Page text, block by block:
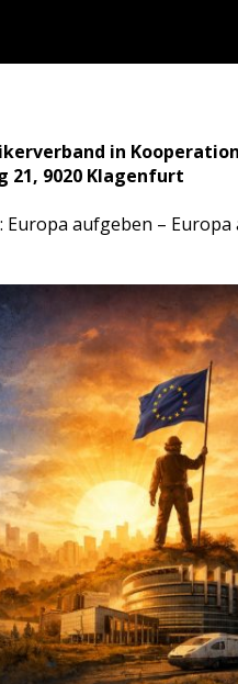
in
21, 9020 Klagenfurt
aufgeben – Europa